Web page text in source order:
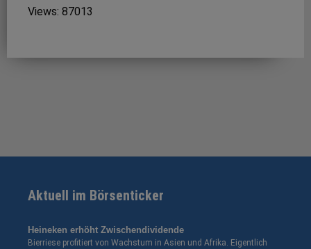
Views: 87013
Aktuell im Börsenticker
Heineken erhöht Zwischendividende
Bierriese profitiert von Wachstum in Asien und Afrika. Eigentlich